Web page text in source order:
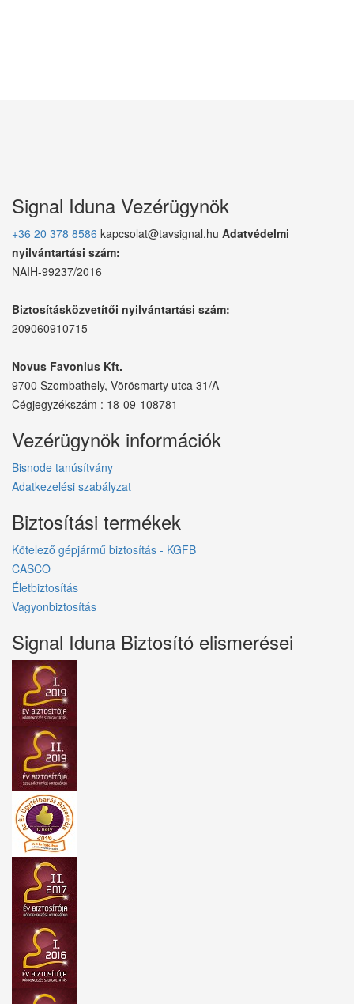
Signal Iduna Vezérügynök
+36 20 378 8586 kapcsolat@tavsignal.hu Adatvédelmi
nyilvántartási szám:
NAIH-99237/2016
Biztosításközvetítői nyilvántartási szám:
209060910715
Novus Favonius Kft.
9700 Szombathely, Vörösmarty utca 31/A
Cégjegyzékszám : 18-09-108781
Vezérügynök információk
Bisnode tanúsítvány
Adatkezelési szabályzat
Biztosítási termékek
Kötelező gépjármű biztosítás - KGFB
CASCO
Életbiztosítás
Vagyonbiztosítás
Signal Iduna Biztosító elismerései